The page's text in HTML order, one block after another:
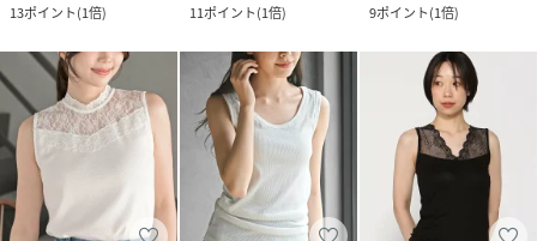
13ポイント(1倍)
11ポイント(1倍)
9ポイント(1倍)